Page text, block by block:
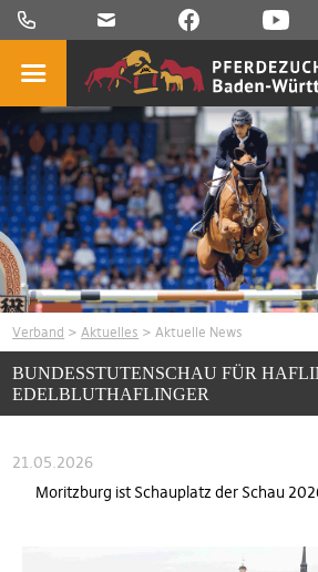
Verband >Aktuelles > Aktuelle News
BUNDESSTUTENSCHAU FÜR
EDELBLUTHAFLINGER
21.05.2026
Moritzburg ist Schauplatz der Schau